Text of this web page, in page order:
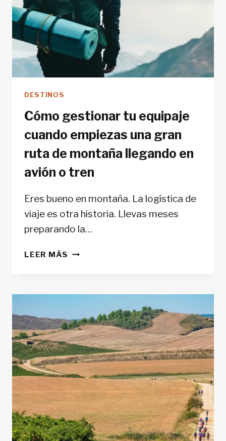
DESTINOS
Cómo gestionar tu equipaje
cuando empiezas una gran
ruta de montaña llegando en
avión o tren
Eres bueno en montaña. La logística de
viaje es otra historia. Llevas meses
preparando la…
LEER MÁS CÓMO
EMPIEZAS
UNA
GRAN
RUTA
DE
MONTAÑA
LLEGANDO
EN
AVIÓN
O
TREN